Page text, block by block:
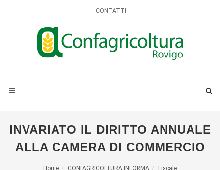
CONTATTI
INVARIATO IL DIRITTO ANNUALE
ALLA CAMERA DI COMMERCIO
Home CONFAGRICOLTURA INFORMA
Fiscale